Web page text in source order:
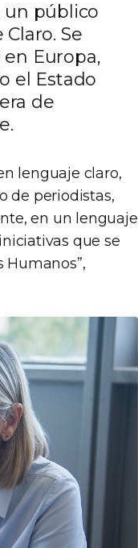
un público
Se
Europa,
el Estado
de
lenguaje claro,
de periodistas,
en un lenguaje
que se
Humanos”,